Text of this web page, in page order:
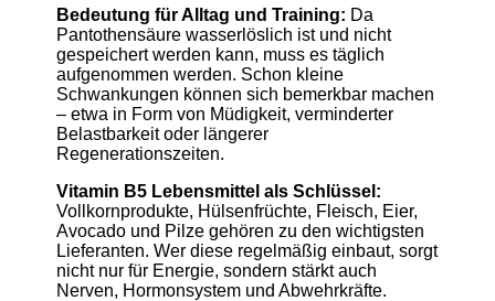
Bedeutung für Alltag und Training: Da
Pantothensäure wasserlöslich ist und nicht
gespeichert werden kann, muss es täglich
aufgenommen werden. Schon kleine
Schwankungen können sich bemerkbar machen
– etwa in Form von Müdigkeit, verminderter
Belastbarkeit oder längerer
Regenerationszeiten.
Vitamin B5 Lebensmittel als Schlüssel:
Vollkornprodukte, Hülsenfrüchte, Fleisch, Eier,
Avocado und Pilze gehören zu den wichtigsten
Lieferanten. Wer diese regelmäßig einbaut, sorgt
nicht nur für Energie, sondern stärkt auch
Nerven, Hormonsystem und Abwehrkräfte.